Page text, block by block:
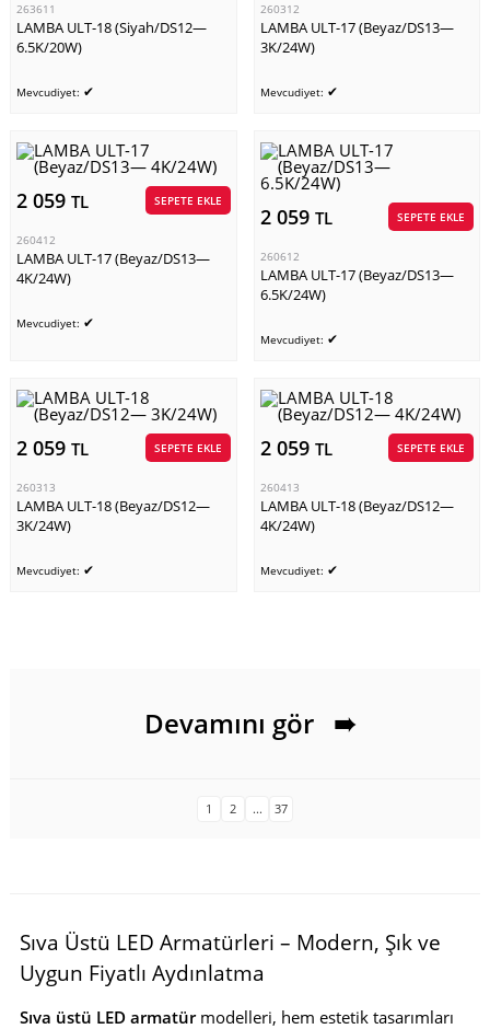
263611
LAMBA ULT-18 (Siyah/DS12—
6.5K/20W)
Mevcudiyet: ✔
260312
LAMBA ULT-17 (Beyaz/DS13—
3K/24W)
Mevcudiyet: ✔
2 059 TL SEPETE EKLE
260412
LAMBA ULT-17 (Beyaz/DS13—
4K/24W)
Mevcudiyet: ✔
2 059 TL SEPETE EKLE
260612
LAMBA ULT-17 (Beyaz/DS13—
6.5K/24W)
Mevcudiyet: ✔
2 059 TL SEPETE EKLE
260313
LAMBA ULT-18 (Beyaz/DS12—
3K/24W)
Mevcudiyet: ✔
2 059 TL SEPETE EKLE
260413
LAMBA ULT-18 (Beyaz/DS12—
4K/24W)
Mevcudiyet: ✔
Devamını gör ➠
1 2 ... 37
Sıva Üstü LED Armatürleri – Modern, Şık ve
Uygun Fiyatlı Aydınlatma
Sıva üstü LED armatürmodelleri, hem estetik tasarımları